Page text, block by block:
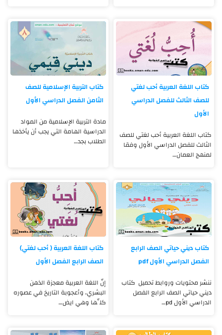
كتاب اللغة العربية أحب لغتي
للصف الثالث للفصل الدراسي
الأول
كتاب اللغة العربية أحب لغتي للصف
الثالث للفصل الدراسي الأول وفقا
لمنهج العمان…
كتاب التربية الإسلامية للصف
الثامن الفصل الدراسي الأول
مادة التربية الإسلامية من المواد
الدراسية الهامة التي يجب أن يأخذها
الطلاب بجد…
كتاب ديني حياتي الصف الرابع
الفصل الدراسي الأول pdf
ننشر محتويات وروابط تحميل كتاب
ديني حياتي الصف الرابع الفصل
الدراسي الأول pd…
كتاب اللغة العربية ( أحب لغتي)
الصف الرابع الفصل الأول
إنّ اللغة العربية معجزة الذهن
البشري، وأعجوبة التاريخ في عصوره
كلِّها وهي ايض…